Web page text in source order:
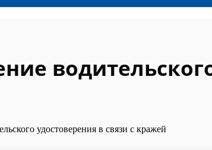
удостоверения в связи с кражей